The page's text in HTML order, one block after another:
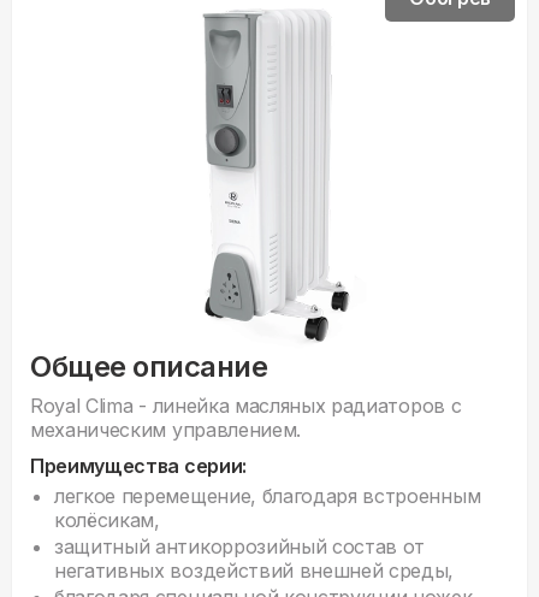
Общее описание
Royal Clima - линейка масляных радиаторов с
механическим управлением.
Преимущества серии:
легкое перемещение, благодаря встроенным
колёсикам,
защитный антикоррозийный состав от
негативных воздействий внешней среды,